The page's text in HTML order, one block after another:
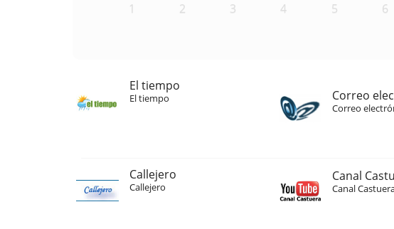
1 2 3 4 5 6
El tiempo
El tiempo Correo
Correo
Callejero
Callejero
Canal
Canal